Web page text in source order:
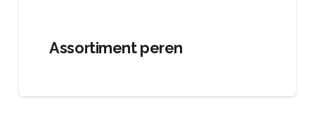
Assortiment peren